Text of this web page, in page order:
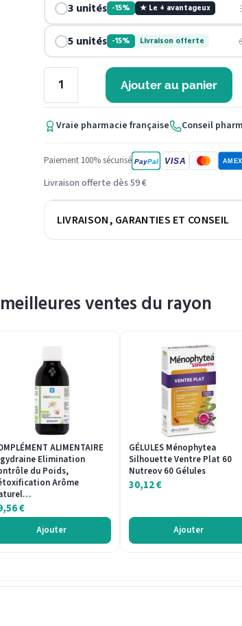
3 unités -15% ★ Le + avantageux
5 unités -15% Livraison offerte
Ajouter au panier
Vraie pharmacie française Conseil
Paiement 100% sécurisé PayPal VISA AMEX
Livraison offerte dès 59 €
LIVRAISON, GARANTIES ET CONSEIL
ventes du rayon
ALIMENTAIRE
Elimination
du Poids,
Arôme
€
Ajouter
GÉLULES Ménophytea
Silhouette Ventre Plat 60
Nutreov 60 Gélules
30,12€
Ajouter